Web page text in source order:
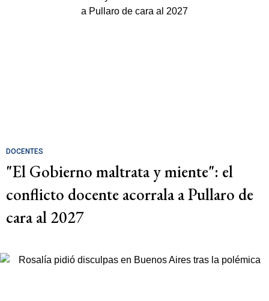
DOCENTES
"El Gobierno maltrata y miente": el
conflicto docente acorrala a Pullaro de
cara al 2027